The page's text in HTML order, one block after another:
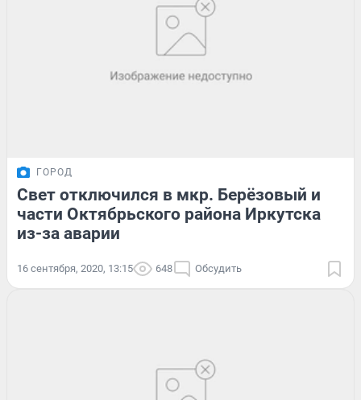
ГОРОД
Свет отключился в мкр. Берёзовый и
части Октябрьского района Иркутска
из-за аварии
16 сентября, 2020, 13:15 648 Обсудить